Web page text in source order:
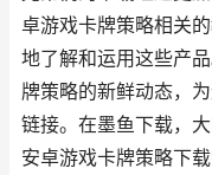
卓游戏卡牌策略相关
地了解和运用这些产
牌策略的新鲜动态，
链接。在墨鱼下载，
安卓游戏卡牌策略下